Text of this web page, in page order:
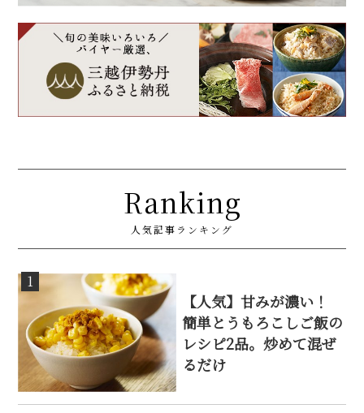
Ranking
人気記事ランキング
1
【人気】甘みが濃い！
簡単とうもろこしご飯の
レシピ2品。炒めて混ぜ
るだけ